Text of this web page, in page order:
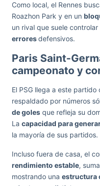
Como local, el Rennes
Roazhon Park y en un
un rival que suele
erroresdefensivos.
Paris Saint-
campeonato y
El PSG llega a este partido
respaldado por números
de goles que refleja su
La capacidad para
la mayoría de sus partidos.
Incluso fuera de casa, el
rendimiento estable,
mostrando una estructura